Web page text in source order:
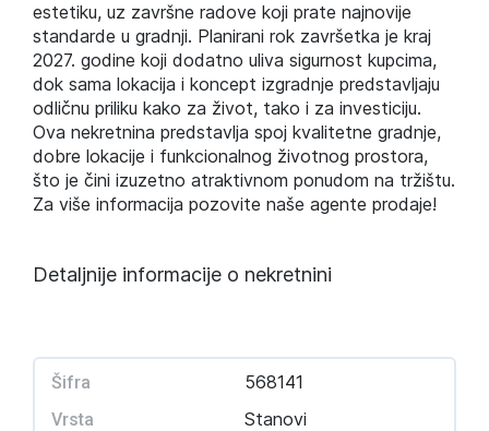
estetiku, uz završne radove koji prate najnovije
standarde u gradnji. Planirani rok završetka je kraj
2027. godine koji dodatno uliva sigurnost kupcima,
dok sama lokacija i koncept izgradnje predstavljaju
odličnu priliku kako za život, tako i za investiciju.
Ova nekretnina predstavlja spoj kvalitetne gradnje,
dobre lokacije i funkcionalnog životnog prostora,
što je čini izuzetno atraktivnom ponudom na tržištu.
Za više informacija pozovite naše agente prodaje!
Detaljnije informacije o nekretnini
Šifra 568141
Vrsta Stanovi